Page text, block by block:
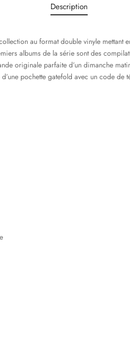
Description
au format double vinyle mettant
albums de la série sont des
originale parfaite d’un dimanche
pochette gatefold avec un code de